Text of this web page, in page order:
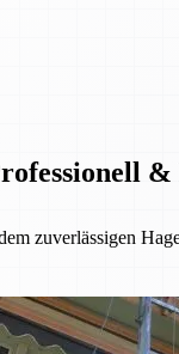
&
zuverlässigen